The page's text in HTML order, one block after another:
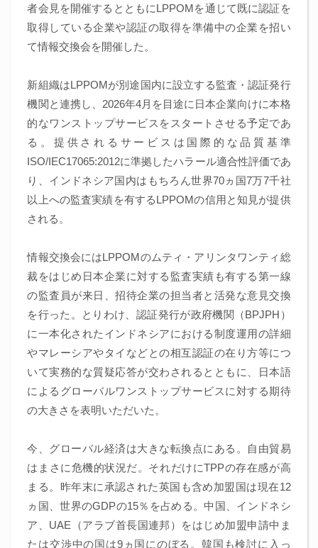
者会見を開催するとともにLPPOMを通じて既に認証を
取得している企業や認証の取得を準備中の企業を招い
て情報交換会を開催した。
新組織はLPPOMが別途国内に設立する監査・認証発行
機関と連携し、2026年4月を目途に日本企業向けに本格
的なワンストップサービスをスタートさせる予定であ
る。提供されるサービスは国際的な品質基準
ISO/IEC17065:2012に準拠したハラール適合性評価であ
り、インドネシア国内はもちろん世界70ヵ国7万7千社
以上への監査実績を有するLPPOMの信用と知見が提供
される。
情報交換会にはLPPOMのムティ・アリンタワンティ総
裁をはじめ日本企業に対する監査実績も有する第一線
の監査員が来日、招待企業の担当者と活発な意見交換
を行った。とりわけ、認証発行が政府機関（BPJPH）
に一本化されたインドネシアにおける制度運用の詳細
やマレーシアやタイなどとの相互認証の在り方等につ
いて実務的な質疑応答が交わされるとともに、日本語
によるグローバルワンストップサービスに対する期待
の大きさを表明いただいた。
今、グローバル経済は大きな転換点にある。自由貿易
はまさに危機的状況だ。それだけにTPPの存在感が高
まる。昨年末に承認された英国も含め加盟国は現在12
ヵ国、世界のGDPの15％を占める。中国、インドネシ
ア、UAE（アラブ首長国連邦）をはじめ加盟申請中ま
たは交渉中の国は9ヵ国にのぼる。韓国も検討に入っ